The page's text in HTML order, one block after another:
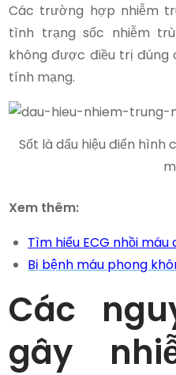
Các trường hợp nhiễm
tình trạng sốc nhiễm
không được điều trị đúng
tính mạng.
Sốt là dấu hiệu điển
Xem thêm:
Tìm hiểu ECG nhồi
Bị bệnh máu phong
Các
gây